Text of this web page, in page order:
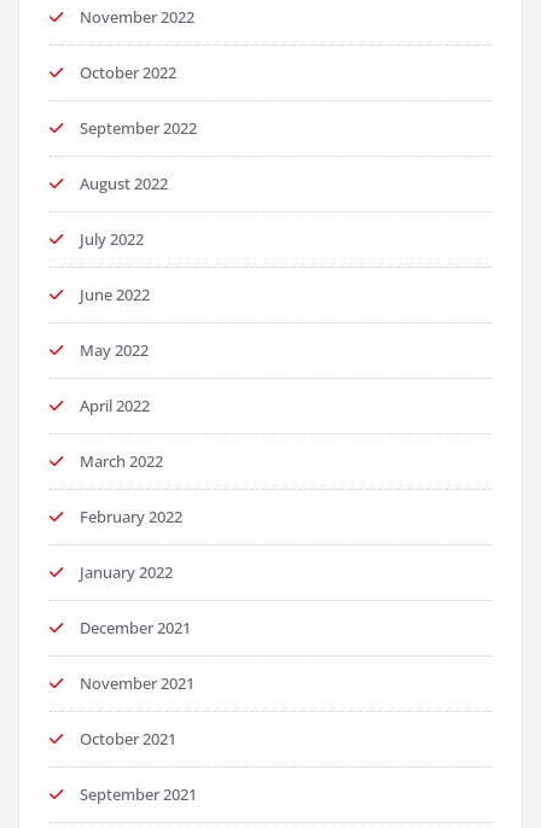
November 2022
October 2022
September 2022
August 2022
July 2022
June 2022
May 2022
April 2022
March 2022
February 2022
January 2022
December 2021
November 2021
October 2021
September 2021